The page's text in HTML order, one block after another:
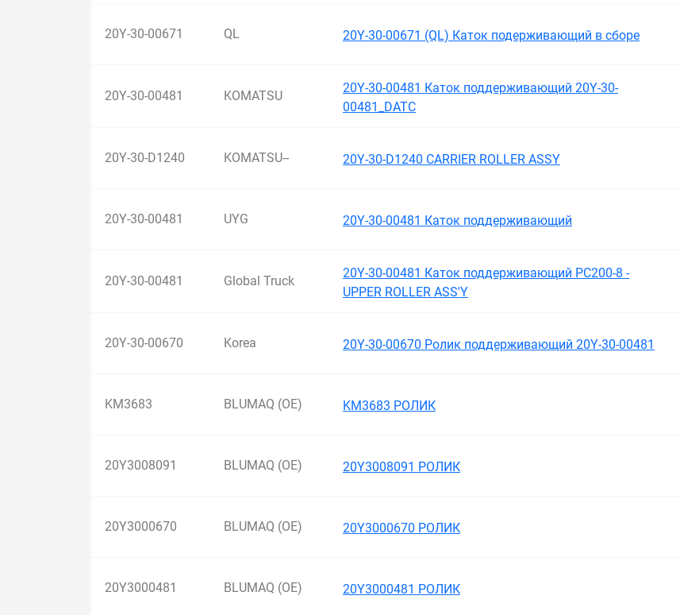
20Y-30-00671 QL 20Y-30-00671 (QL) Каток подерживающий в сборе
20Y-30-00481 KOMATSU
20Y-30-00481 Каток поддерживающий 20Y-30-
00481_DATC
20Y-30-D1240 KOMATSU-- 20Y-30-D1240 CARRIER ROLLER ASSY
20Y-30-00481 UYG 20Y-30-00481 Каток поддерживающий
20Y-30-00481 Global Truck
20Y-30-00481 Каток поддерживающий PC200-8 -
UPPER ROLLER ASS'Y
20Y-30-00670 Korea 20Y-30-00670 Ролик поддерживающий 20Y-30-00481
KM3683 BLUMAQ (OE) KM3683 РОЛИК
20Y3008091 BLUMAQ (OE) 20Y3008091 РОЛИК
20Y3000670 BLUMAQ (OE) 20Y3000670 РОЛИК
20Y3000481 BLUMAQ (OE) 20Y3000481 РОЛИК